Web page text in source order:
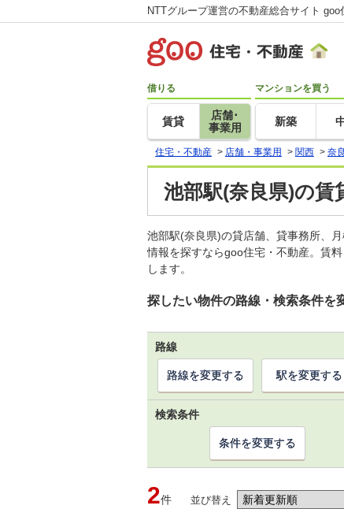
NTTグループ運営の不動産総合サイト goo
借りる
賃貸
店舗･
事業用
マンションを買う
新築
住宅・不動産 > 店舗・事業用 > 関西 > 奈
池部駅(奈良県)の賃
池部駅(奈良県)の貸店舗、貸事務所、
情報を探すならgoo住宅・不動産。賃
します。
探したい物件の路線・検索条件を
路線
路線を変更する 駅を変更する
検索条件
条件を変更する
2件 並び替え